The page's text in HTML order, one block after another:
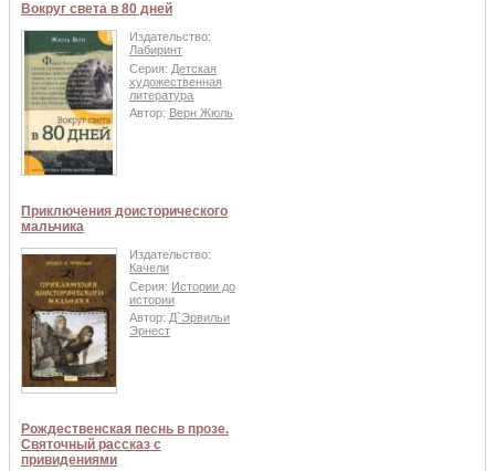
Вокруг света в 80 дней
Издательство:
Лабиринт
Серия: Детская
художественная
литература
Автор: Верн Жюль
Приключения доисторического
мальчика
Издательство:
Качели
Серия: Истории до
истории
Автор: Д`Эрвильи
Эрнест
Рождественская песнь в прозе.
Святочный рассказ с
привидениями